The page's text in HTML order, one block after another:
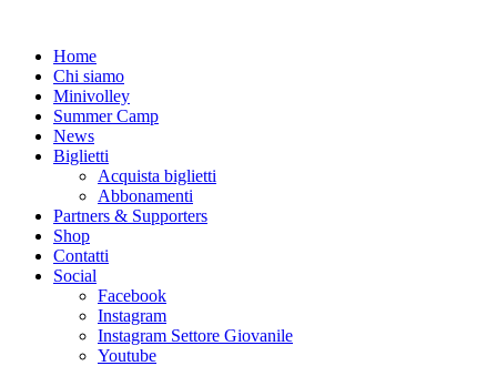
Home
Chi siamo
Minivolley
Summer Camp
News
Biglietti
Acquista biglietti
Abbonamenti
Partners & Supporters
Shop
Contatti
Social
Facebook
Instagram
Instagram Settore Giovanile
Youtube